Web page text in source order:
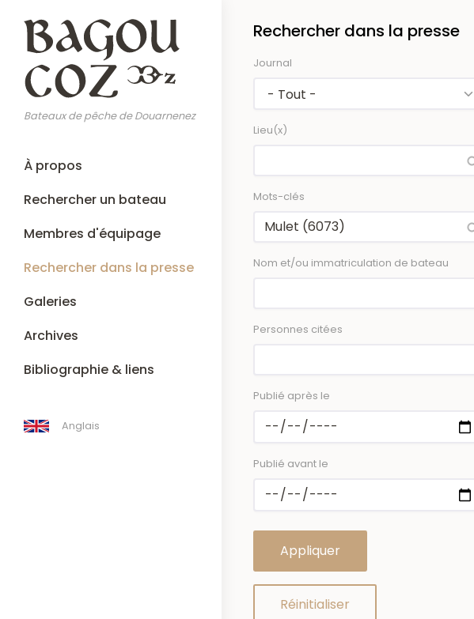
contenu
principal
Bateaux de pêche de Douarnenez
Main
navigation
À propos
Rechercher un bateau
Membres d'équipage
Rechercher dans la presse
Galeries
Archives
Bibliographie & liens
Anglais
Rechercher dans la presse
Journal
Lieu(x)
Mots-clés
Nom et/ou immatriculation de bateau
Personnes citées
Publié après le
Publié avant le